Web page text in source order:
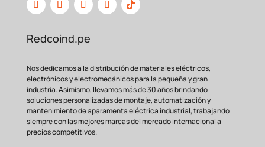
Redcoind.pe
Nos dedicamos a la distribución de materiales eléctricos,
electrónicos y electromecánicos para la pequeña y gran
industria. Asimismo, llevamos más de 30 años brindando
soluciones personalizadas de montaje, automatización y
mantenimiento de aparamenta eléctrica industrial, trabajando
siempre con las mejores marcas del mercado internacional a
precios competitivos.